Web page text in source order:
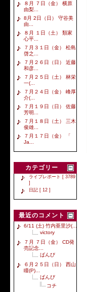
８月 ７日（金） 横原
由梨...
8月 2日（日） 守谷美
由...
８月 １日（土） 類家
心平...
７月３１日（金） 松島
啓之...
７月２６日（日） 近藤
和彦...
７月２５日（土） 林栄
一(...
７月２４日（金） 峰厚
介(...
７月１９日（日） 佐藤
芳明...
７月１８日（土） 三木
俊雄...
７月１７日（金） 「
Ja...
カテゴリー
ライブレポート [ 3789
]
日記 [ 12 ]
最近のコメント
6/11 (土) 竹内亜里沙(...
victory
７月 ７日（金） CD発
売記念...
ばんび
６月２５日（日） 西山
瞳(P)...
ばんび
コチ